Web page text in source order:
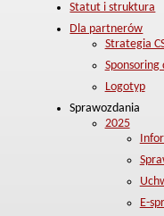
Statut i struktura
Dla partnerów
Strategia
Sponsoring
Logotyp
Sprawozdania
2025
E-